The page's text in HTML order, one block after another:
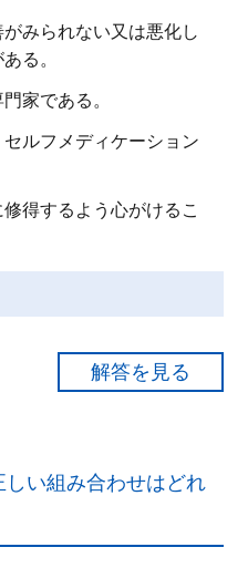
みられない又は悪化し
る。
家である。
ルフメディケーション
得するよう心がけるこ
い組み合わせはどれ